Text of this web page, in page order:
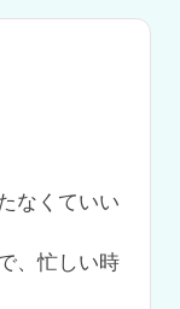
なくていい
、忙しい時